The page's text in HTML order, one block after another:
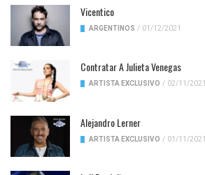
Vicentico
ARGENTINOS / 01/12/2021
Contratar A Julieta Venegas
ARTISTA EXCLUSIVO / 02/11/2021
Alejandro Lerner
ARTISTA EXCLUSIVO / 01/11/2021